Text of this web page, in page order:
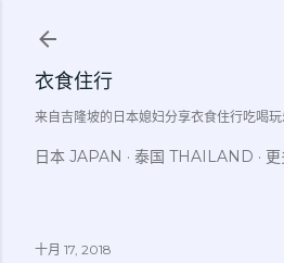
衣食住行
来自吉隆坡的日本媳妇分享衣食住行吃喝
日本 JAPAN 泰国 THAILAND
十月 17, 2018